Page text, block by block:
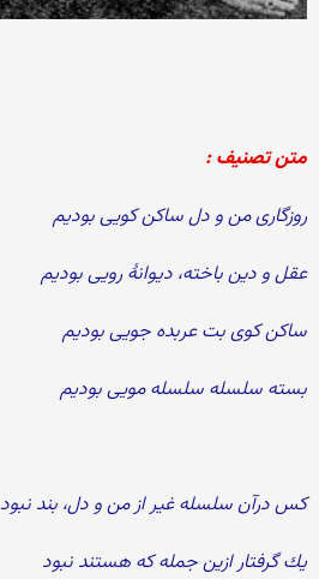
متن تصنیف :
روزگاری من و دل ساكن كویی بودیم
عقل و دین باخته، دیوانهٔ رویی بودیم
ساكن كوی بت عربده جویی بودیم
بسته سلسله سلسله مویی بودیم
كس درآن سلسله غیر از من و دل، بند نبود
یك گرفتار ازین جمله كه هستند نبود